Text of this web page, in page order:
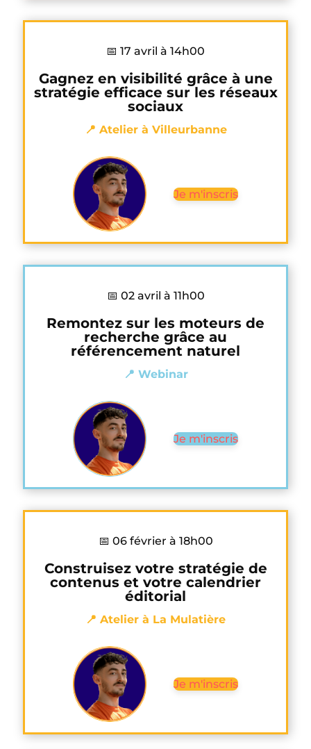
📅 17 avril à 14h00
Gagnez en visibilité grâce à une
stratégie efficace sur les réseaux
sociaux
📍 Atelier à Villeurbanne
Je m'inscris
📅 02 avril à 11h00
Remontez sur les moteurs de
recherche grâce au
référencement naturel
📍 Webinar
Je m'inscris
📅 06 février à 18h00
Construisez votre stratégie de
contenus et votre calendrier
éditorial
📍 Atelier à La Mulatière
Je m'inscris